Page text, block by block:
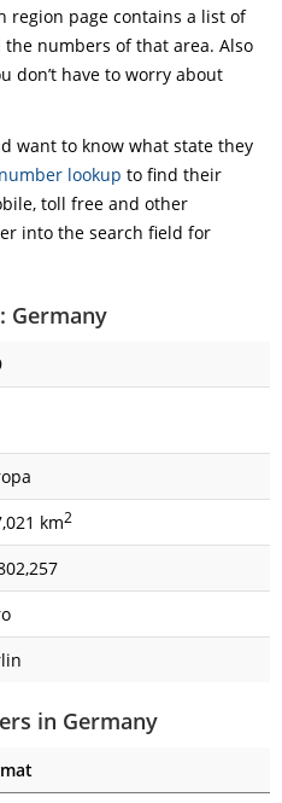
region page contains a list of
numbers of that area. Also
don’t have to worry about
want to know what state they
lookup to find their
toll free and other
into the search field for
Germany
km2
in Germany